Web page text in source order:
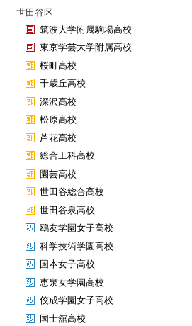
世田谷区
筑波大学附属駒場高校
東京学芸大学附属高校
桜町高校
千歳丘高校
深沢高校
松原高校
芦花高校
総合工科高校
園芸高校
世田谷総合高校
世田谷泉高校
鴎友学園女子高校
科学技術学園高校
国本女子高校
恵泉女学園高校
佼成学園女子高校
国士舘高校